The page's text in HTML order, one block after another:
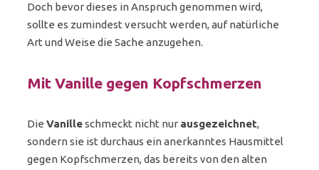
Doch bevor dieses in Anspruch genommen wird,
sollte es zumindest versucht werden, auf natürliche
Art und Weise die Sache anzugehen.
Mit Vanille gegen Kopfschmerzen
Die Vanilleschmeckt nicht nur ausgezeichnet,
sondern sie ist durchaus ein anerkanntes Hausmittel
gegen Kopfschmerzen, das bereits von den alten